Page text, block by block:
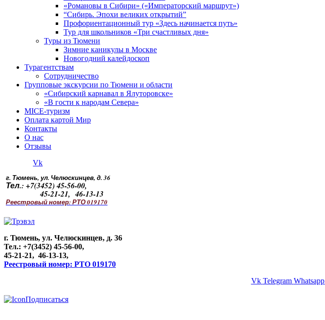
«Романовы в Сибири» («Императорский маршрут»)
“Сибирь. Эпохи великих открытий”
Профориентационный тур «Здесь начинается путь»
Тур для школьников «Три счастливых дня»
Туры из Тюмени
Зимние каникулы в Москве
Новогодний калейдоскоп
Турагентствам
Сотрудничество
Групповые экскурсии по Тюмени и области
«Сибирский карнавал в Ялуторовске»
«В гости к народам Севера»
MICE-туризм
Оплата картой Мир
Контакты
О нас
Отзывы
Vk
г. Тюмень, ул. Челюскинцев, д. 36
Тел.: +7(3452) 45-56-00,
45-21-21, 46-13-13
Реестровый номер: РТО 019170
г. Тюмень, ул. Челюскинцев, д. 36
Тел.: +7(3452) 45-56-00,
45-21-21, 46-13-13,
Реестровый номер: РТО 019170
Vk Telegram Whatsapp
Подписаться